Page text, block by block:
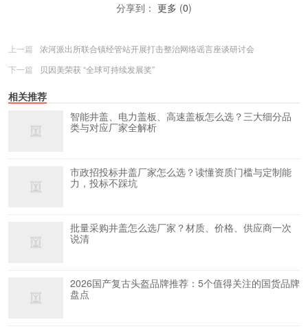
分享到： 更多 (0)
上一篇
浓河派出所联合镇经管站开展打击整治网络谣言座谈研讨会
下一篇
贝因美荣获 “全球可持续发展奖”
相关推荐
智能井盖、电力盖板、高速盖板怎么选？三大细分品
类与对应厂家全解析
市政招投标井盖厂家怎么选？读懂资质门槛与定制能
力，投标不踩坑
批量采购井盖怎么选厂家？材质、价格、供应商一次
说清
2026国产复古头盔品牌推荐：5个值得关注的国货品牌
盘点